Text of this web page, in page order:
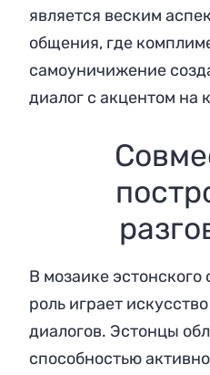
является веским
общения, где
самоуничижение
диалог с акцентом на
В мозаике
роль играет
диалогов. Эстонцы
способностью